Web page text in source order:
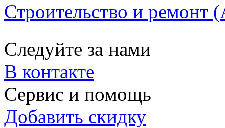
Строительство и ремонт
Следуйте за нами
В контакте
Сервис и помощь
Добавить скидку